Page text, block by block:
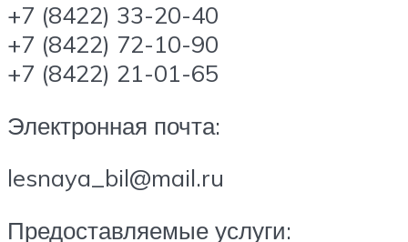
+7 (8422) 33-20-40
+7 (8422) 72-10-90
+7 (8422) 21-01-65
Электронная почта:
lesnaya_bil@mail.ru
Предоставляемые услуги: